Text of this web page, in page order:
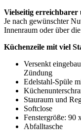
Vielseitig
Je nach gewünschter
Innenraum oder über
Küchenzeile mit viel
Versenkt
Zündung
Edelstahl-Spüle
Stauraum und
Softclose
Fenstergröße: 90
Abfalltasche